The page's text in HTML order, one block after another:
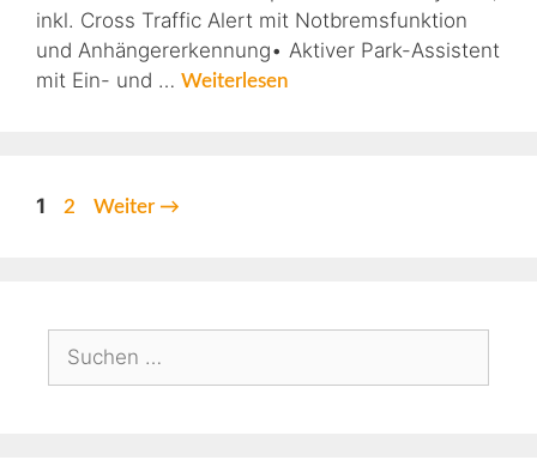
inkl. Cross Traffic Alert mit Notbremsfunktion
und Anhängererkennung• Aktiver Park-Assistent
mit Ein- und … Weiterlesen
1 2 Weiter →